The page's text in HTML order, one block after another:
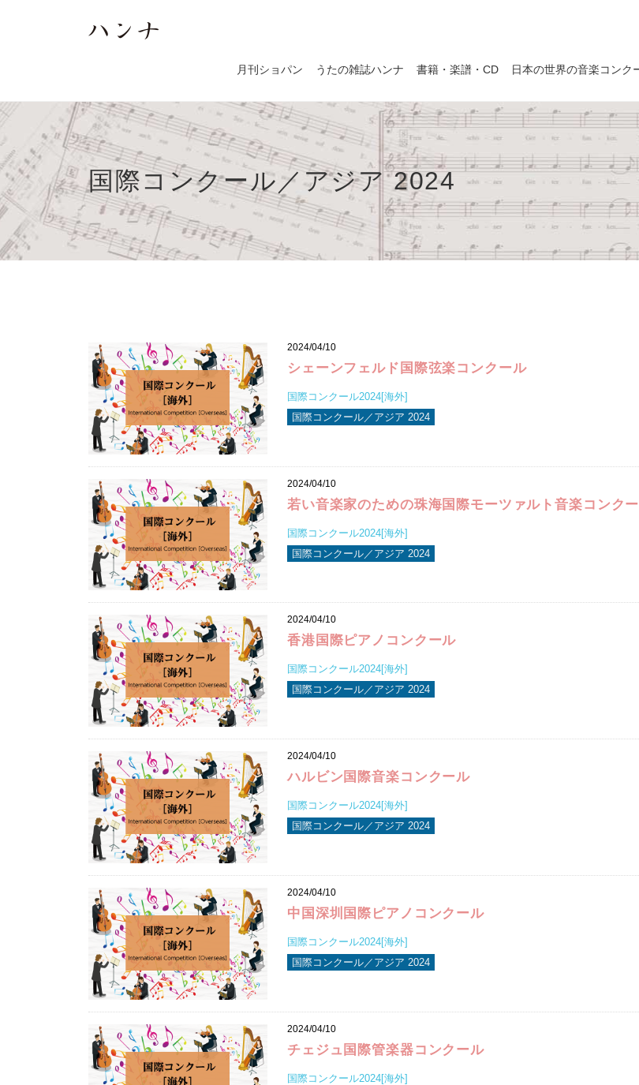
月刊ショパン うたの雑誌ハンナ 書籍・楽譜・CD 日本の世界の音楽コンク
国際コンクール／アジア 2024
2024/04/10
シェーンフェルド国際弦楽コンクール
国際コンクール2024[海外]
国際コンクール／アジア 2024
2024/04/10
若い音楽家のための珠海国際モーツァルト音楽コンク
国際コンクール2024[海外]
国際コンクール／アジア 2024
2024/04/10
香港国際ピアノコンクール
国際コンクール2024[海外]
国際コンクール／アジア 2024
2024/04/10
ハルビン国際音楽コンクール
国際コンクール2024[海外]
国際コンクール／アジア 2024
2024/04/10
中国深圳国際ピアノコンクール
国際コンクール2024[海外]
国際コンクール／アジア 2024
2024/04/10
チェジュ国際管楽器コンクール
国際コンクール2024[海外]